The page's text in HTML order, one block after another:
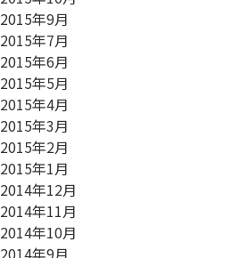
2015年9月
2015年7月
2015年6月
2015年5月
2015年4月
2015年3月
2015年2月
2015年1月
2014年12月
2014年11月
2014年10月
2014年9月